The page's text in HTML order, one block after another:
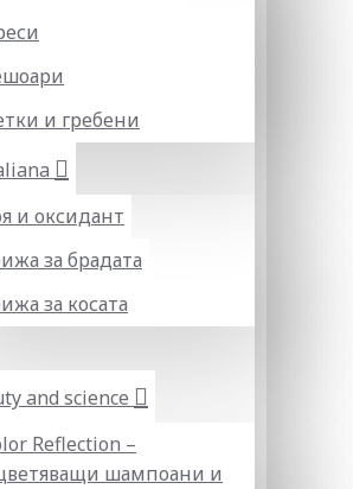
и гребени
и оксидант
за брадата
за косата
and science
Reflection –
шампоани и